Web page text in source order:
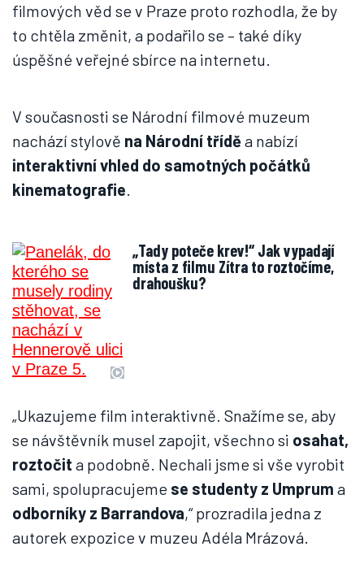
filmových věd se v Praze proto rozhodla, že by
to chtěla změnit, a podařilo se – také díky
úspěšné veřejné sbírce na internetu.
V současnosti se Národní filmové muzeum
nachází stylově na Národní tříděa nabízí
interaktivní vhled do samotných počátků
kinematografie.
„Tady poteče krev!“ Jak vypadají
místa z filmu Zítra to roztočíme,
drahoušku?
„Ukazujeme film interaktivně. Snažíme se, aby
se návštěvník musel zapojit, všechno si osahat,
roztočit a podobně. Nechali jsme si vše vyrobit
sami, spolupracujeme se studenty z Umprum a
odborníky z Barrandova,“ prozradila jedna z
autorek expozice v muzeu Adéla Mrázová.